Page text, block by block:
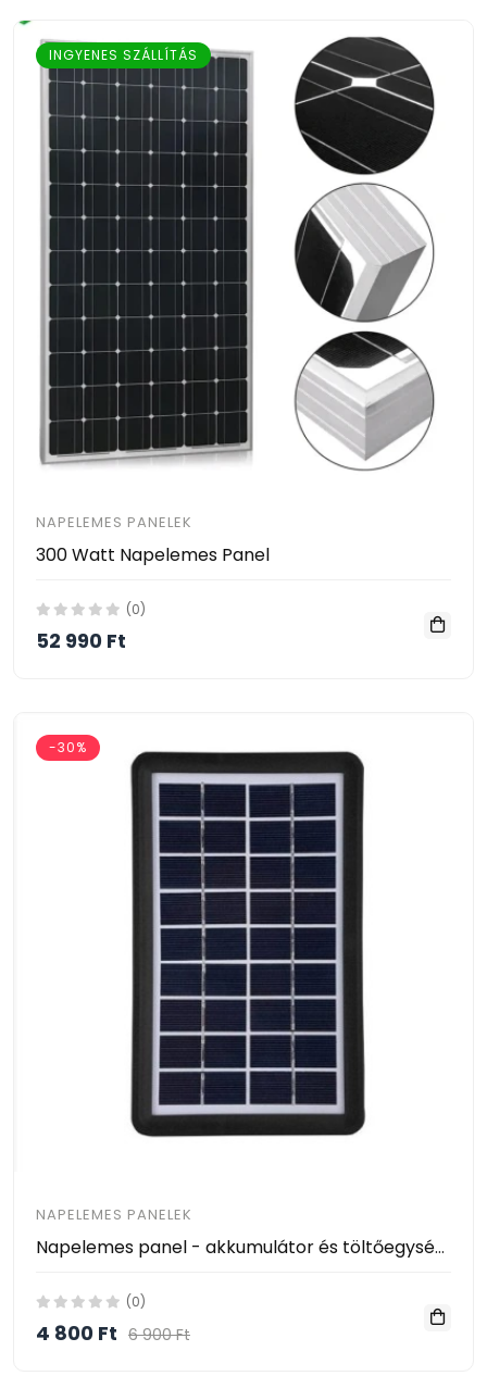
INGYENES SZÁLLÍTÁS
NAPELEMES PANELEK
300 Watt Napelemes Panel
(0)
52 990 Ft
-30%
NAPELEMES PANELEK
Napelemes panel - akkumulátor és töltőegység - 8W
(0)
4 800 Ft 6 900 Ft